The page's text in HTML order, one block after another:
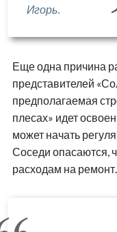
Игорь.
Еще одна причина
представителей
предполагаемая
плесах» идет
может начать
Соседи опасаются,
расходам на ремонт.